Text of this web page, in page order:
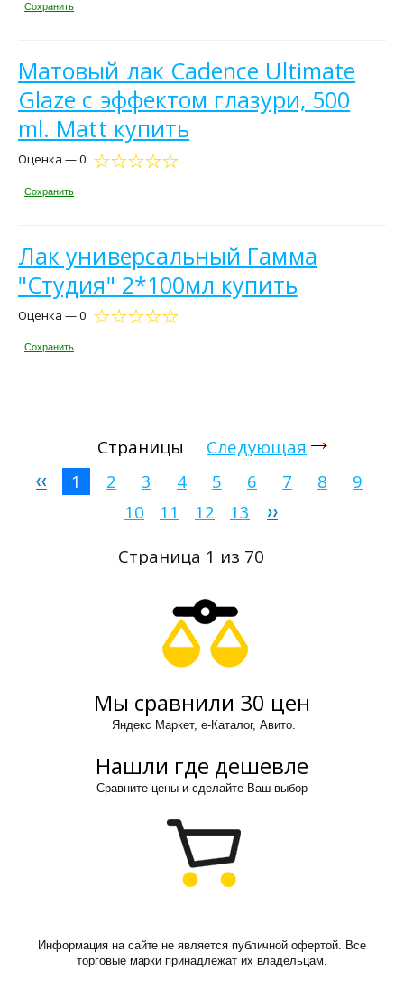
Сохранить
Матовый лак Cadence Ultimate
Glaze с эффектом глазури, 500
ml. Matt купить
Оценка — 0
Сохранить
Лак универсальный Гамма
"Студия" 2*100мл купить
Оценка — 0
Сохранить
Страницы
Следующая
1
2 3 4 5 6 7 8
9
10
11 12
13
Страница 1 из 70
Мы сравнили 30 цен
Яндекс Маркет, е-Каталог, Авито.
Нашли где дешевле
Сравните цены и сделайте Ваш выбор
Информация на сайте не является публичной офертой. Все
торговые марки принадлежат их владельцам.